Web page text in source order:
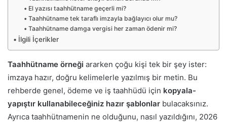
El yazısı taahhütname geçerli mi?
Taahhütname tek taraflı imzayla bağlayıcı olur mu?
Taahhütname damga vergisi her zaman ödenir mi?
İlgili İçerikler
Taahhütname örneği ararken çoğu kişi tek bir şey ister:
imzaya hazır, doğru kelimelerle yazılmış bir metin. Bu
rehberde genel, ödeme ve iş taahhüdü için kopyala-
yapıştır kullanabileceğiniz hazır şablonlar bulacaksınız.
Ayrıca taahhütnamenin ne olduğunu, nasıl yazıldığını, 2026